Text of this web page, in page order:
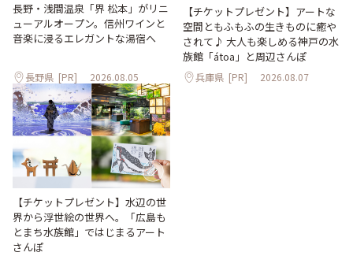
長野・浅間温泉「界 松本」がリニ
ューアルオープン。信州ワインと
音楽に浸るエレガントな湯宿へ
長野県 [PR] 2026.08.05
【チケットプレゼント】アートな
空間ともふもふの生きものに癒や
されて♪ 大人も楽しめる神戸の水
族館「átoa」と周辺さんぽ
兵庫県 [PR] 2026.08.07
【チケットプレゼント】水辺の世
界から浮世絵の世界へ。「広島も
とまち水族館」ではじまるアート
さんぽ